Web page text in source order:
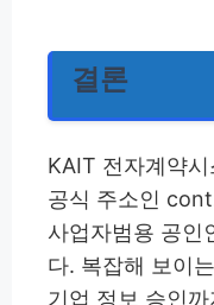
결론
KAIT 전자계약
공식 주소인
사업자범용 공인
다. 복잡해 보이
기업 정보 승인